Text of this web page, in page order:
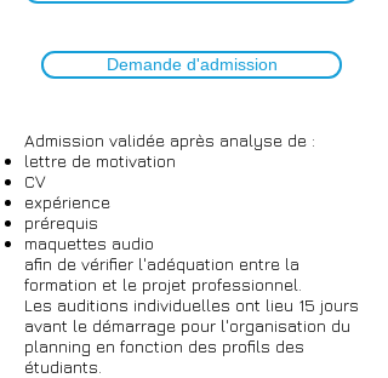
Admission validée après analyse de :
lettre de motivation
CV
expérience
prérequis
maquettes audio
afin de vérifier l'adéquation entre la
formation et le projet professionnel.
Les auditions individuelles ont lieu 15 jours
avant le démarrage pour l'organisation du
planning en fonction des profils des
étudiants.
Demande d'admission